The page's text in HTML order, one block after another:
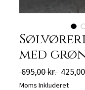
med
695,00 kr.
pris
Moms Inkluderet